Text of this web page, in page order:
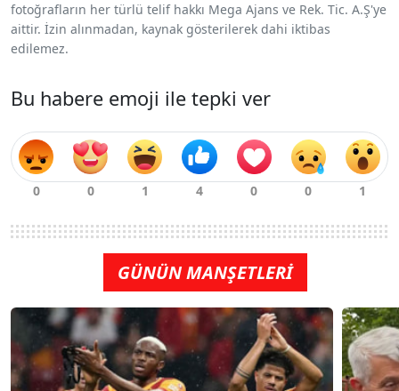
fotoğrafların her türlü telif hakkı Mega Ajans ve Rek. Tic. A.Ş'ye
aittir. İzin alınmadan, kaynak gösterilerek dahi iktibas
edilemez.
Bu habere emoji ile tepki ver
GÜNÜN MANŞETLERİ